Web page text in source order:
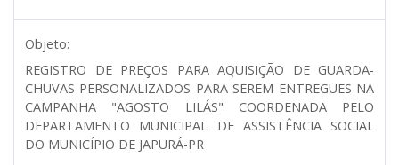
Objeto:
REGISTRO DE PREÇOS PARA AQUISIÇÃO DE GUARDA-
CHUVAS PERSONALIZADOS PARA SEREM ENTREGUES NA
CAMPANHA "AGOSTO LILÁS" COORDENADA PELO
DEPARTAMENTO MUNICIPAL DE ASSISTÊNCIA SOCIAL
DO MUNICÍPIO DE JAPURÁ-PR